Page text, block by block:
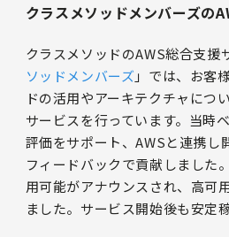
クラスメソッドメンバーズの
クラスメソッドのAWS総合支援
ソッドメンバーズ 」では、お客
ドの活用やアーキテクチャにつ
サービスを行っています。当時
評価をサポート、AWSと連携し
フィードバックで貢献しました
用可能がアナウンスされ、高可
ました。サービス開始後も安定